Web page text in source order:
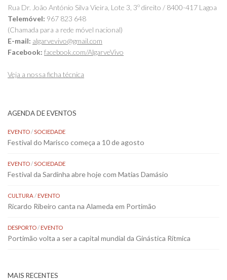
Rua Dr. João António Silva Vieira, Lote 3, 3º direito / 8400-417 Lagoa
Telemóvel: 967 823 648
(Chamada para a rede móvel nacional)
E-mail: algarvevivo@gmail.com
Facebook: facebook.com/AlgarveVivo
Veja a nossa ficha técnica
AGENDA DE EVENTOS
EVENTO/SOCIEDADE
Festival do Marisco começa a 10 de agosto
EVENTO/SOCIEDADE
Festival da Sardinha abre hoje com Matias Damásio
CULTURA/EVENTO
Ricardo Ribeiro canta na Alameda em Portimão
DESPORTO/EVENTO
Portimão volta a ser a capital mundial da Ginástica Rítmica
MAIS RECENTES